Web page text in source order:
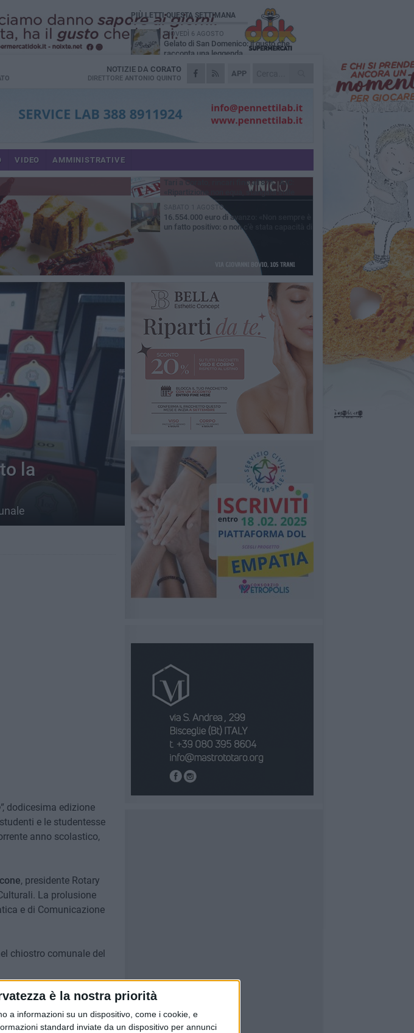
è la nostra priorità
a informazioni su un dispositivo, come i cookie, e
standard inviate da un dispositivo per annunci
APP
NOTIZIE DA CORATO
DIRETTORE ANTONIO QUINTO
VIDEO AMMINISTRATIVE
la
, dodicesima edizione
e le studentesse
anno scolastico,
, presidente Rotary
La prolusione
e di Comunicazione
chiostro comunale del
stimolando le nuove
a unattestato di
comune.
PIÙ LETTI QUESTA SETTIMANA
GIOVEDÌ 6 AGOSTO
Gelato di San Domenico: il gusto che
racconta una leggenda
VENERDÌ 7 AGOSTO
Uomo fermato in via Porta Pia: intervento
GIOVEDÌ 6 AGOSTO
Gaetano Mongelli, sei anni per un sogno:
nasce a Corato "Megaad"
Chiuso momentaneamente distributore di
GIOVEDÌ 6 AGOSTO
Tari a Corato, rincari fino all'87%. AIC:
«Ripartizione non equa, stangata sulle
imprese»
SABATO 1 AGOSTO
16.554.000 euro di avanzo: «Non sempre è
un fatto positivo: o non c'è stata capacità di
spesa o le entrate sono state troppo alte»